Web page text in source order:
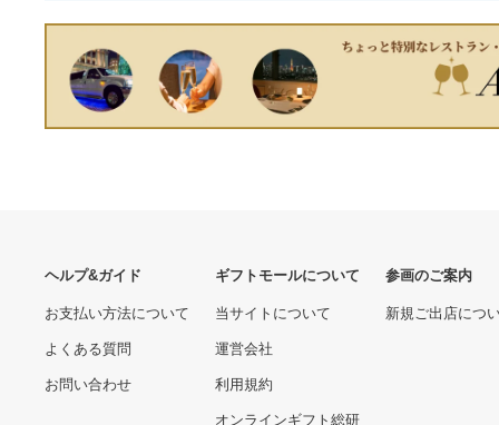
Martin/マーチン 000JR-
10E Shawn Mendes
【新品未開封】 ビバリー 鈴
木英人 スターライト ヌーン
デイ 500ピース